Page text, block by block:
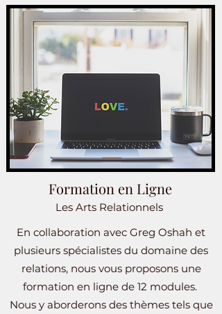
Formation en Ligne
Les Arts Relationnels
En collaboration avec Greg Oshah et
plusieurs spécialistes du domaine des
relations, nous vous proposons une
formation en ligne de 12 modules.
Nous y aborderons des thèmes tels que